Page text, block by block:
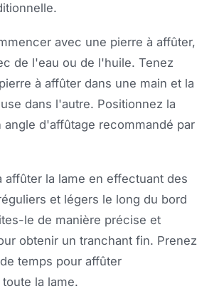
avec une pierre à affûter,
de l'eau ou de l'huile. Tenez
à affûter dans une main et la
dans l'autre. Positionnez la
angle d'affûtage recommandé par
affûter la lame en effectuant des
et légers le long du bord
le de manière précise et
obtenir un tranchant fin. Prenez
temps pour affûter
la lame.